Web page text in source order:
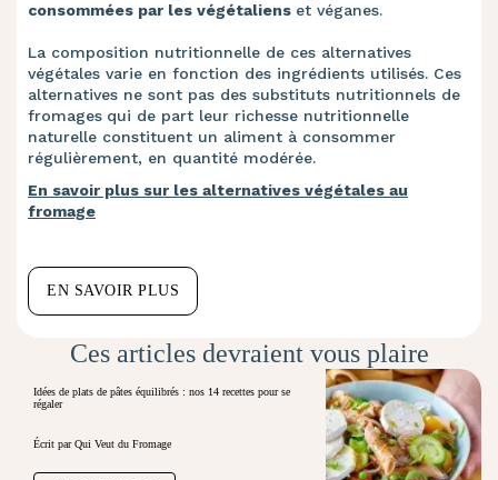
consommées par les végétaliens et véganes.
La composition nutritionnelle de ces alternatives
végétales varie en fonction des ingrédients utilisés. Ces
alternatives ne sont pas des substituts nutritionnels de
fromages qui de part leur richesse nutritionnelle
naturelle constituent un aliment à consommer
régulièrement, en quantité modérée.
En savoir plus sur les alternatives végétales au
fromage
EN SAVOIR PLUS
Ces articles devraient vous plaire
Idées de plats de pâtes équilibrés : nos 14 recettes pour se
régaler
Écrit par Qui Veut du Fromage